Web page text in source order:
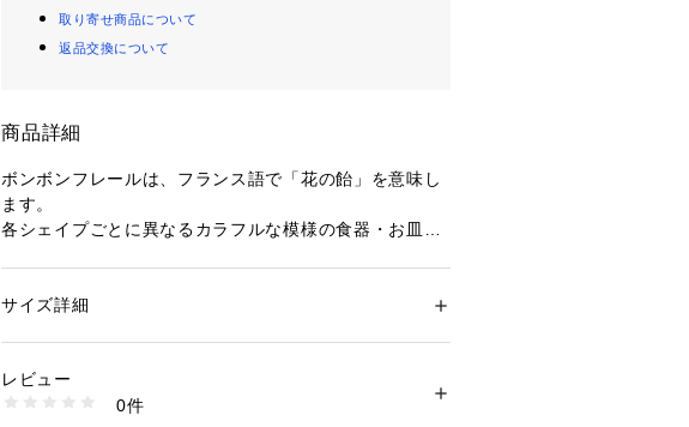
取り寄せ商品について
返品交換について
商品詳細
ボンボンフレールは、フランス語で「花の飴」を意味し
ます。
各シェイプごとに異なるカラフルな模様の食器・お皿
●食洗器対応
●生産国：アメリカ
性別：レディース
商品番号：
CP-9170 （ショップ）
サイズ詳細
レビュー
0件